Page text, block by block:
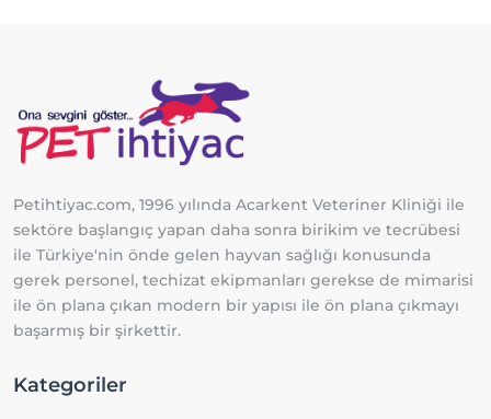
Petihtiyac.com, 1996 yılında Acarkent Veteriner Kliniği ile
sektöre başlangıç yapan daha sonra birikim ve tecrübesi
ile Türkiye'nin önde gelen hayvan sağlığı konusunda
gerek personel, techizat ekipmanları gerekse de mimarisi
ile ön plana çıkan modern bir yapısı ile ön plana çıkmayı
başarmış bir şirkettir.
Kategoriler